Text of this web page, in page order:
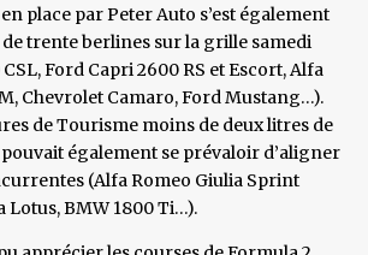
place par Peter Auto s’est également
trente berlines sur la grille samedi
Ford Capri 2600 RS et Escort, Alfa
Chevrolet Camaro, Ford Mustang…).
de Tourisme moins de deux litres de
pouvait également se prévaloir d’aligner
(Alfa Romeo Giulia Sprint
Lotus, BMW 1800 Ti…).